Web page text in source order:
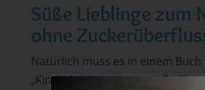
Süße Lieblinge zum
ohne
Natürlich muss es in einem Buch
„Kinderlieblinge“ auchsüße